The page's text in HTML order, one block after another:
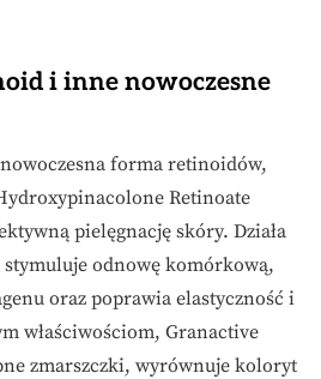
i inne nowoczesne
forma retinoidów,
Retinoate
pielęgnację skóry. Działa
odnowę komórkową,
oraz poprawia elastyczność i
właściwościom, Granactive
zmarszczki, wyrównuje koloryt